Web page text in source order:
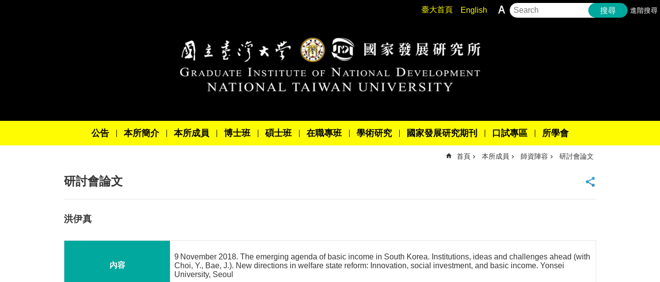
臺大首頁 English 搜尋 進階搜尋
公告 本所簡介 本所成員 博士班 碩士班 在職專班 學術研究 國家發展研究期刊 口試專區 所學會
首頁 本所成員 師資陣容 研討會論文
研討會論文
洪伊真
內容
9 November 2018. The emerging agenda of basic income in South Korea. Institutions, ideas and challenges ahead (with
Choi, Y., Bae, J.). New directions in welfare state reform: Innovation, social investment, and basic income. Yonsei
University, Seoul